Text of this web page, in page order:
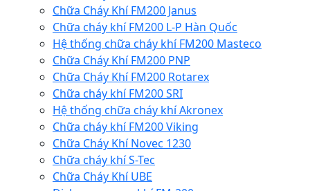
Chữa Cháy Khí FM200 Janus
Chữa cháy khí FM200 L-P Hàn Quốc
Hệ thống chữa cháy khí FM200 Masteco
Chữa Cháy Khí FM200 PNP
Chữa Cháy Khí FM200 Rotarex
Chữa cháy khí FM200 SRI
Hệ thống chữa cháy khí Akronex
Chữa cháy khí FM200 Viking
Chữa Cháy Khí Novec 1230
Chữa cháy khí S-Tec
Chữa Cháy Khí UBE